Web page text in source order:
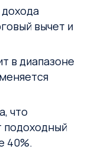
вычет и
в диапазоне
что
подоходный
40%.